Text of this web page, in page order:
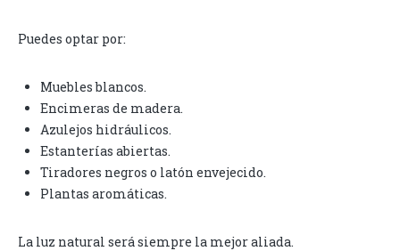
Puedes optar por:
Muebles blancos.
Encimeras de madera.
Azulejos hidráulicos.
Estanterías abiertas.
Tiradores negros o latón envejecido.
Plantas aromáticas.
La luz natural será siempre la mejor aliada.